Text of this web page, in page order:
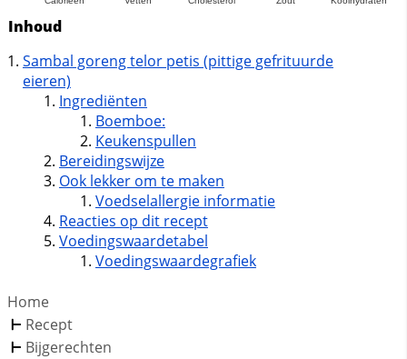
Inhoud
Sambal goreng telor petis (pittige gefrituurde
eieren)
Ingrediënten
Boemboe:
Keukenspullen
Bereidingswijze
Ook lekker om te maken
Voedselallergie informatie
Reacties op dit recept
Voedingswaardetabel
Voedingswaardegrafiek
Home
Recept
Bijgerechten